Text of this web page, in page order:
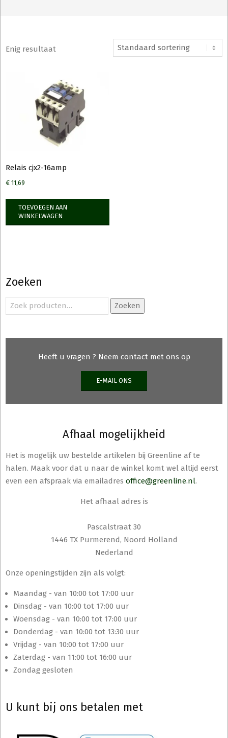
Enig resultaat
Relais cjx2-16amp
€ 11,69
TOEVOEGEN AAN
WINKELWAGEN
Zoeken
Zoeken
naar:
Zoeken
Heeft u vragen ? Neem contact met ons op
E-MAIL ONS
Afhaal mogelijkheid
Het is mogelijk uw bestelde artikelen bij Greenline af te
halen. Maak voor dat u naar de winkel komt wel altijd eerst
even een afspraak via emailadres office@greenline.nl.
Het afhaal adres is
Pascalstraat 30
1446 TX Purmerend, Noord Holland
Nederland
Onze openingstijden zijn als volgt:
Maandag - van 10:00 tot 17:00 uur
Dinsdag - van 10:00 tot 17:00 uur
Woensdag - van 10:00 tot 17:00 uur
Donderdag - van 10:00 tot 13:30 uur
Vrijdag - van 10:00 tot 17:00 uur
Zaterdag - van 11:00 tot 16:00 uur
Zondag gesloten
U kunt bij ons betalen met